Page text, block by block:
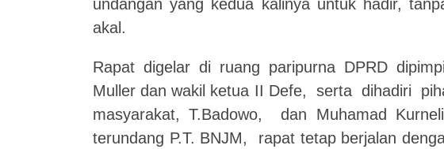
undangan yang kedua kalinya untuk hadir,
akal.
Rapat digelar di ruang paripurna DPRD
Muller dan wakil ketua II Defe, serta dihadiri
masyarakat, T.Badowo, dan Muhamad
terundang P.T. BNJM, rapat tetap berjalan